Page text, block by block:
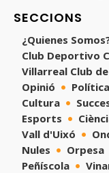
SECCIONS
¿Quienes
Club Deportivo
Villarreal Club
Opinió
Política
Cultura
Esports
Vall d'Uixó
Nules
Orpesa
Peñíscola